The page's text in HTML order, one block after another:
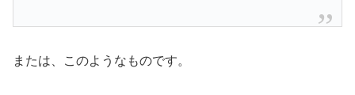
または、このようなものです。